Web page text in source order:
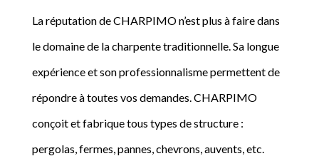
La réputation de CHARPIMO n’est plus à faire dans
le domaine de la charpente traditionnelle. Sa longue
expérience et son professionnalisme permettent de
répondre à toutes vos demandes. CHARPIMO
conçoit et fabrique tous types de structure :
pergolas, fermes, pannes, chevrons, auvents, etc.